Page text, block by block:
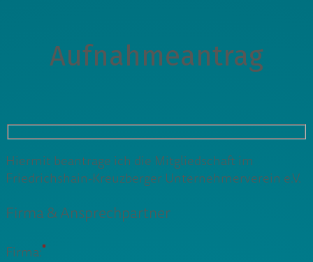
Aufnahmeantrag
Hiermit beantrage ich die Mitgliedschaft im
Friedrichshain-Kreuzberger Unternehmerverein e.V.
Firma & Ansprechpartner
Firma:*